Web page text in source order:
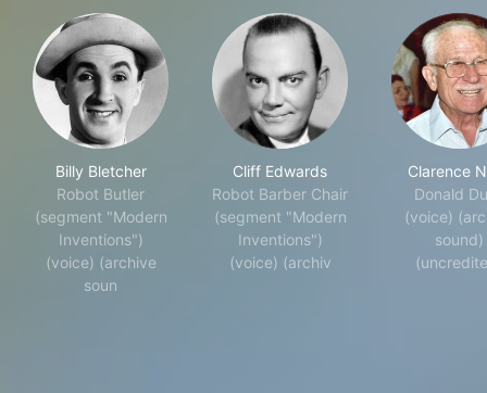
Billy Bletcher
Robot Butler
(segment "Modern
Inventions")
(voice) (archive
soun
Cliff Edwards
Robot Barber Chair
(segment "Modern
Inventions")
(voice) (archiv
Clarence
Donald
(voice)
sound)